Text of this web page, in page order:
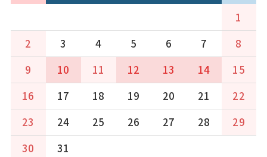
1
2
3 4 5 6 7
8
9
10 11 12 13 14
15
16
17 18 19 20 21
22
23
24 25 26 27 28
29
30
31